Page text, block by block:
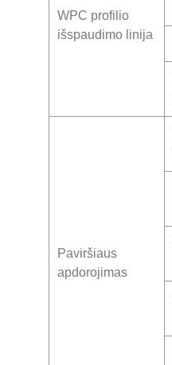
WPC profilio
išspaudimo linija
Paviršiaus
apdorojimas